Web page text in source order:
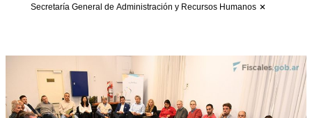
Secretaría General de Administración y Recursos Humanos